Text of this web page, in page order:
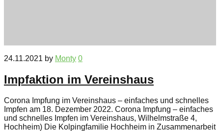
24.11.2021 by Monty 0
Impfaktion im Vereinshaus
Corona Impfung im Vereinshaus – einfaches und schnelles
Impfen am 18. Dezember 2022. Corona Impfung – einfaches
und schnelles Impfen im Vereinshaus, Wilhelmstraße 4,
Hochheim) Die Kolpingfamilie Hochheim in Zusammenarbeit